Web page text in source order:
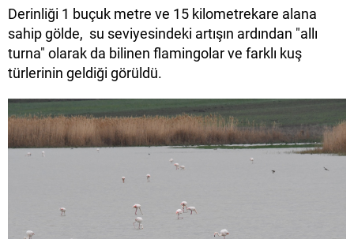
Derinliği 1 buçuk metre ve 15 kilometrekare alana
sahip gölde, su seviyesindeki artışın ardından "allı
turna" olarak da bilinen flamingolar ve farklı kuş
türlerinin geldiği görüldü.